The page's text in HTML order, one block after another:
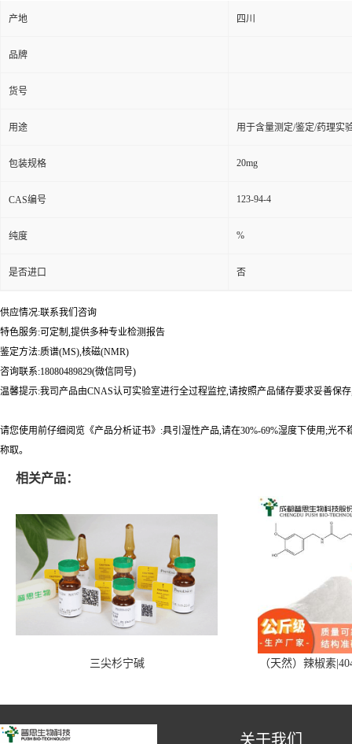
产地 四川
品牌
货号
用途 用于含量测定/鉴定/药理实
包装规格 20mg
CAS编号 123-94-4
纯度 %
是否进口 否
供应情况:联系我们咨询
特色服务:可定制,提供多种专业检测报告
鉴定方法:质谱(MS),核磁(NMR)
咨询联系:18080489829(微信同号)
温馨提示:我司产品由CNAS认可实验室进行全过程监控,请按照产品储存要求妥善保
请您使用前仔细阅览《产品分析证书》:具引湿性产品,请在30%-69%湿度下使用;光
称取。
相关产品：
三尖杉宁碱 （天然）辣椒素
关于我们